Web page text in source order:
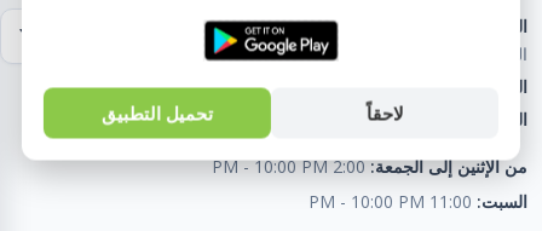
العنوان:
١١٢٥ شارع مدرسه البارون , الحى الأول , الهضبة الوسطى
المقطم القاهرة مصر
الهاتف:
البريد الإلكتروني: fahmyelbarwysons@outlook.com
من الإثنين إلى الجمعة:2:00 PM - 10:00 PM
السبت: 11:00 PM - 10:00 PM
لاحقاً تحميل التطبيق